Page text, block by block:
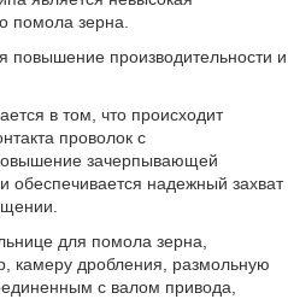
помола зерна.
повышение производительности и
в том, что происходит
проволок с
зачерпывающей
обеспечивается надежный захват
для помола зерна,
камеру дробления, размольную
с валом привода,